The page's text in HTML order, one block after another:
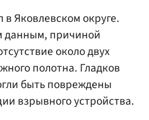
Яковлевском округе.
данным, причиной
около двух
полотна. Гладков
быть повреждены
взрывного устройства.